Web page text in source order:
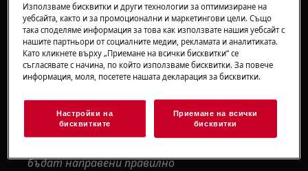
Винаги внимавайте при преместване на уреди,
за тежки уреди е необходимо да го преместят
двама души.
Винаги използвайте предпазни ръкавици и
затворени обувки.
Моля, обърнете внимание, че саморемонтът
или непрофесионалният ремонт могат да
бъдат направени правилно
Използваме бисквитки и други технологии за оптимизиране на
уебсайта, както и за промоционални и маркетингови цели. Също
така споделяме информация за това как използвате нашия уебсайт с
нашите партньори от социалните медии, рекламата и аналитиката.
Като кликнете върху „Приемане на всички бисквитки“ се
съгласявате с начина, по който използваме бисквитки. За повече
информация, моля, посетете нашата декларация за бисквитки.
Настройки на
бисквитките
Приемане на всички
бисквитки